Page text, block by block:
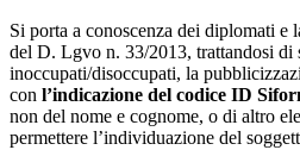
Si porta a conoscenza dei diplomati e
del D. Lgvo n. 33/2013, trattandosi di
inoccupati/disoccupati, la
con l’indicazione del codice ID
non del nome e cognome, o di altro
permettere l’individuazione del